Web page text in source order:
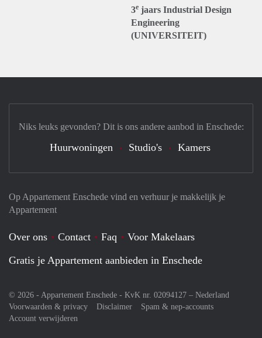
3e jaars Industrial Design
Engineering
(UNIVERSITEIT)
Op Appartement Enschede vind en verhuur je makkelijk je
Appartement
Over ons Contact Faq
Voor Makelaars
Gratis je Appartement aanbieden in Enschede
© 2026 - Appartement Enschede - KvK nr. 02094127 – Nederland
Voorwaarden & privacy
Disclaimer
Spam & nep-accounts
Account verwijderen
Niks leuks gevonden? Dit is ons andere aanbod in Enschede:
Huurwoningen Studio's Kamers